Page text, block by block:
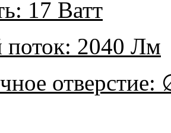
17 Ватт
поток: 2040 Лм
отверстие: